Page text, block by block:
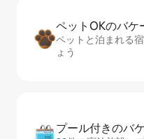
ペットOKのバ⁠ケ⁠
ペットと泊まれる
ょう
プール付きのバ⁠